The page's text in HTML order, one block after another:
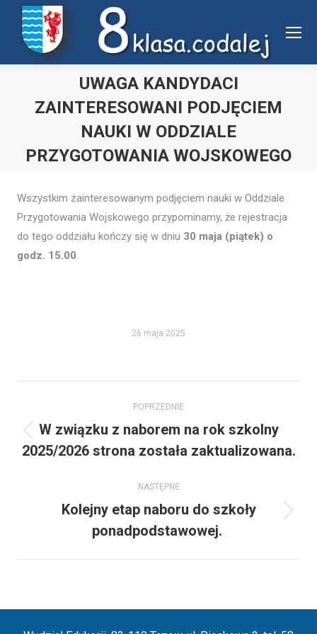
Uwaga:
witryna
zawiera
dostępności.
UWAGA KANDYDACI
ZAINTERESOWANI PODJĘCIEM
NAUKI W ODDZIALE
PRZYGOTOWANIA WOJSKOWEGO
Wszystkim zainteresowanym podjęciem nauki w Oddziale
Przygotowania Wojskowego przypominamy, że rejestracja
do tego oddziału kończy się w dniu 30 maja (piątek) o
godz. 15.00.
26 maja 2025
wpisów
POPRZEDNIE
Poprzedni
wpis:
W związku z naborem na rok szkolny
2025/2026 strona została zaktualizowana.
NASTĘPNE
Następny
wpis:
Kolejny etap naboru do szkoły
ponadpodstawowej.